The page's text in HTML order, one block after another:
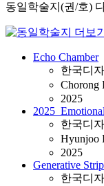
동일학술지(권/호)
Echo Chamber
한국디
Chorong
2025
한국디
Hyunjoo
2025
Generative
한국디